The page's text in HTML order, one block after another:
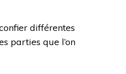
différentes
parties que l’on